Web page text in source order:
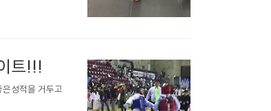
트!!!
성적을 거두고